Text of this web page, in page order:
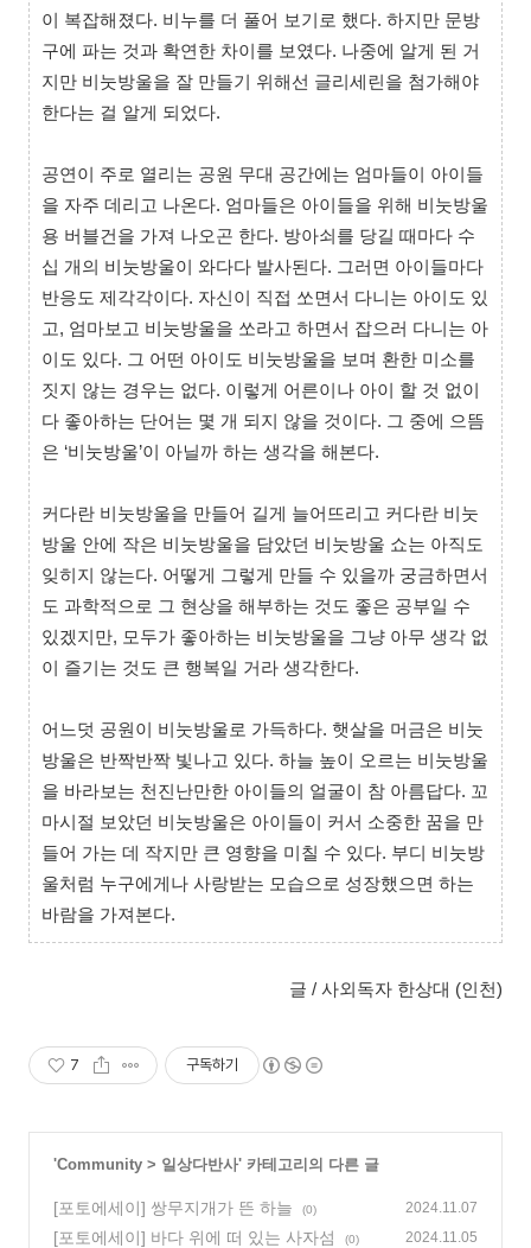
이 복잡해졌다. 비누를 더 풀어 보기로 했다. 하지만 문방
구에 파는 것과 확연한 차이를 보였다. 나중에 알게 된 거
지만 비눗방울을 잘 만들기 위해선 글리세린을 첨가해야
한다는 걸 알게 되었다.
공연이 주로 열리는 공원 무대 공간에는 엄마들이 아이들
을 자주 데리고 나온다. 엄마들은 아이들을 위해 비눗방울
용 버블건을 가져 나오곤 한다. 방아쇠를 당길 때마다 수
십 개의 비눗방울이 와다다 발사된다. 그러면 아이들마다
반응도 제각각이다. 자신이 직접 쏘면서 다니는 아이도 있
고, 엄마보고 비눗방울을 쏘라고 하면서 잡으러 다니는 아
이도 있다. 그 어떤 아이도 비눗방울을 보며 환한 미소를
짓지 않는 경우는 없다. 이렇게 어른이나 아이 할 것 없이
다 좋아하는 단어는 몇 개 되지 않을 것이다. 그 중에 으뜸
은 ‘비눗방울’이 아닐까 하는 생각을 해본다.
커다란 비눗방울을 만들어 길게 늘어뜨리고 커다란 비눗
방울 안에 작은 비눗방울을 담았던 비눗방울 쇼는 아직도
잊히지 않는다. 어떻게 그렇게 만들 수 있을까 궁금하면서
도 과학적으로 그 현상을 해부하는 것도 좋은 공부일 수
있겠지만, 모두가 좋아하는 비눗방울을 그냥 아무 생각 없
이 즐기는 것도 큰 행복일 거라 생각한다.
어느덧 공원이 비눗방울로 가득하다. 햇살을 머금은 비눗
방울은 반짝반짝 빛나고 있다. 하늘 높이 오르는 비눗방울
을 바라보는 천진난만한 아이들의 얼굴이 참 아름답다. 꼬
마시절 보았던 비눗방울은 아이들이 커서 소중한 꿈을 만
들어 가는 데 작지만 큰 영향을 미칠 수 있다. 부디 비눗방
울처럼 누구에게나 사랑받는 모습으로 성장했으면 하는
바람을 가져본다.
글 / 사외독자 한상대 (인천)
7 구독하기
'Community > 일상다반사' 카테고리의 다른 글
[포토에세이] 쌍무지개가 뜬 하늘 (0) 2024.11.07
[포토에세이] 바다 위에 떠 있는 사자섬 (0) 2024.11.05